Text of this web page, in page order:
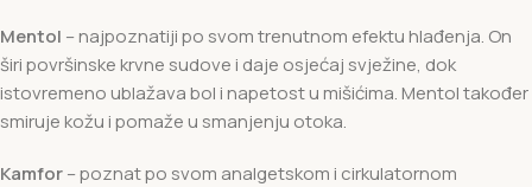
Mentol – najpoznatiji po svom trenutnom efektu hlađenja. On
širi površinske krvne sudove i daje osjećaj svježine, dok
istovremeno ublažava bol i napetost u mišićima. Mentol također
smiruje kožu i pomaže u smanjenju otoka.
Kamfor– poznat po svom analgetskom i cirkulatornom